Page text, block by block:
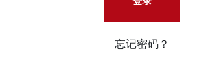
忘记密码？